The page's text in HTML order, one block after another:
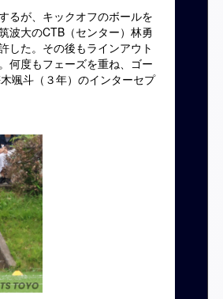
るが、キックオフのボールを
波大のCTB（センター）林勇
した。その後もラインアウト
何度もフェーズを重ね、ゴー
颯斗（３年）のインターセプ